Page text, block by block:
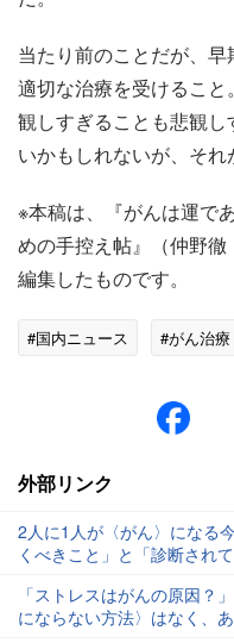
当たり前のことだが、
適切な治療を受けるこ
観しすぎることも悲観
いかもしれないが、それ
※本稿は、『がんは運で
めの手控え帖』（仲野
編集したものです。
#国内ニュース #がん治療
外部リンク
2人に1人が〈がん〉になる
くべきこと」と「診断され
「ストレスはがんの原因？
にならない方法〉はなく、